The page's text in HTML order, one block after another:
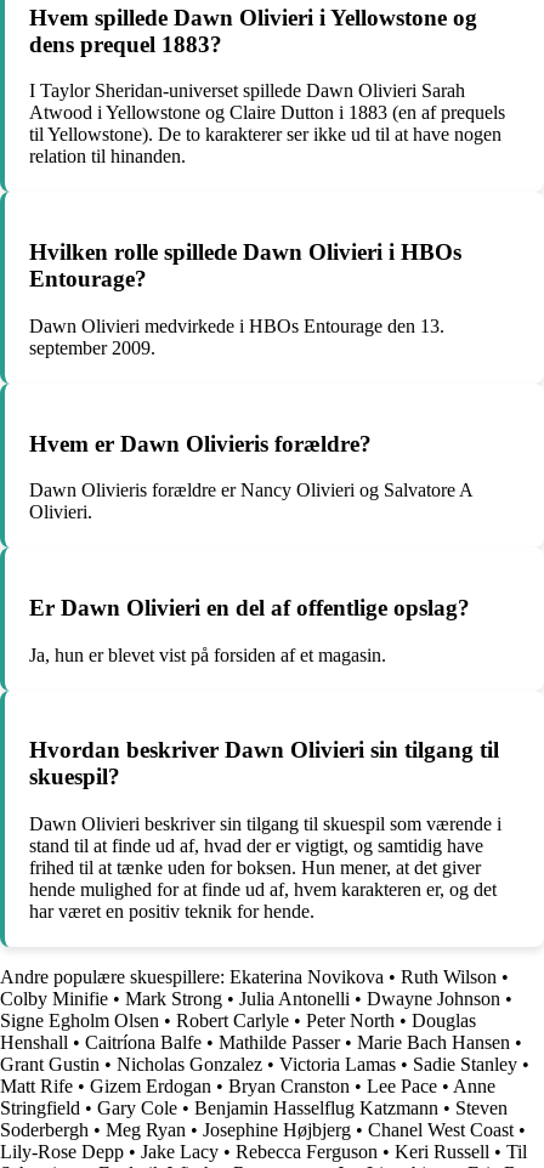
Hvem spillede Dawn Olivieri i Yellowstone og
dens prequel 1883?
I Taylor Sheridan-universet spillede Dawn Olivieri Sarah
Atwood i Yellowstone og Claire Dutton i 1883 (en af prequels
til Yellowstone). De to karakterer ser ikke ud til at have nogen
relation til hinanden.
Hvilken rolle spillede Dawn Olivieri i HBOs
Entourage?
Dawn Olivieri medvirkede i HBOs Entourage den 13.
september 2009.
Hvem er Dawn Olivieris forældre?
Dawn Olivieris forældre er Nancy Olivieri og Salvatore A
Olivieri.
Er Dawn Olivieri en del af offentlige opslag?
Ja, hun er blevet vist på forsiden af et magasin.
Hvordan beskriver Dawn Olivieri sin tilgang til
skuespil?
Dawn Olivieri beskriver sin tilgang til skuespil som værende i
stand til at finde ud af, hvad der er vigtigt, og samtidig have
frihed til at tænke uden for boksen. Hun mener, at det giver
hende mulighed for at finde ud af, hvem karakteren er, og det
har været en positiv teknik for hende.
Andre populære skuespillere: Ekaterina Novikova • Ruth Wilson •
Colby Minifie • Mark Strong • Julia Antonelli • Dwayne Johnson •
Signe Egholm Olsen • Robert Carlyle • Peter North • Douglas
Henshall • Caitríona Balfe • Mathilde Passer• Marie Bach Hansen •
Grant Gustin • Nicholas Gonzalez • Victoria Lamas • Sadie Stanley •
Matt Rife • Gizem Erdogan • Bryan Cranston • Lee Pace • Anne
Stringfield • Gary Cole • Benjamin Hasselflug Katzmann • Steven
Soderbergh • Meg Ryan • Josephine Højbjerg • Chanel West Coast •
Lily-Rose Depp • Jake Lacy • Rebecca Ferguson • Keri Russell • Til